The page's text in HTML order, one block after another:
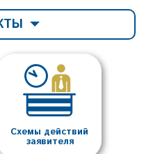
Схемы действий
заявителя